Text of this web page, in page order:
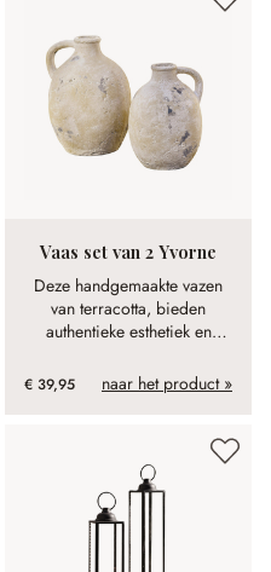
Vaas set van 2 Yvorne
Deze handgemaakte vazen
van terracotta, bieden
authentieke esthetiek en
€ 39,95 naar het product »